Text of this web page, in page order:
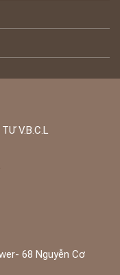
V.B.C.L
68 Nguyễn Cơ